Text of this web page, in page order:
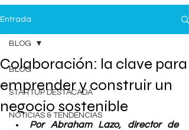
Entrada
BLOG
STARTUP DESTACADA
NOTICIAS & TENDENCIAS
BLOG
Colaboración: la clave para
emprender y construir un
negocio sostenible
Por Abraham Lazo, director de